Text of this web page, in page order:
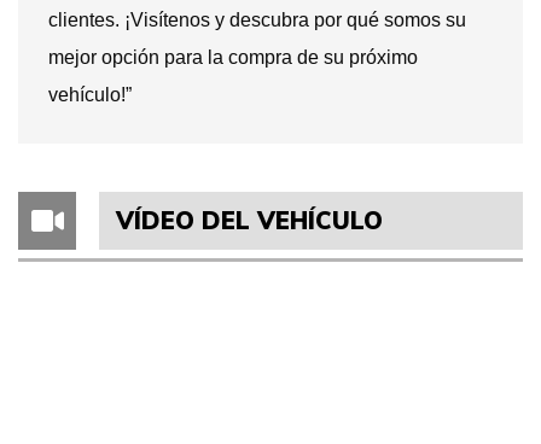
clientes. ¡Visítenos y descubra por qué somos su
mejor opción para la compra de su próximo
vehículo!”
VÍDEO DEL VEHÍCULO